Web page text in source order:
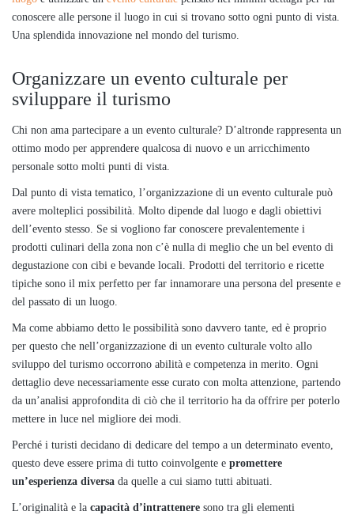
conoscere alle persone il luogo in cui si trovano sotto ogni punto di vista.
Una splendida innovazione nel mondo del turismo.
Organizzare un evento culturale per
sviluppare il turismo
Chi non ama partecipare a un evento culturale? D’altronde rappresenta un
ottimo modo per apprendere qualcosa di nuovo e un arricchimento
personale sotto molti punti di vista.
Dal punto di vista tematico, l’organizzazione di un evento culturale può
avere molteplici possibilità. Molto dipende dal luogo e dagli obiettivi
dell’evento stesso. Se si vogliono far conoscere prevalentemente i
prodotti culinari della zona non c’è nulla di meglio che un bel evento di
degustazione con cibi e bevande locali. Prodotti del territorio e ricette
tipiche sono il mix perfetto per far innamorare una persona del presente e
del passato di un luogo.
Ma come abbiamo detto le possibilità sono davvero tante, ed è proprio
per questo che nell’organizzazione di un evento culturale volto allo
sviluppo del turismo occorrono abilità e competenza in merito. Ogni
dettaglio deve necessariamente esse curato con molta attenzione, partendo
da un’analisi approfondita di ciò che il territorio ha da offrire per poterlo
mettere in luce nel migliore dei modi.
Perché i turisti decidano di dedicare del tempo a un determinato evento,
questo deve essere prima di tutto coinvolgente e promettere
un’esperienza diversa da quelle a cui siamo tutti abituati.
L’originalità e la capacità d’intrattenere sono tra gli elementi